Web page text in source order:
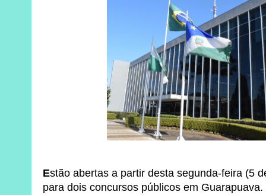
Estão abertas a partir desta segunda-feira (5
para dois concursos públicos em Guarapuava.